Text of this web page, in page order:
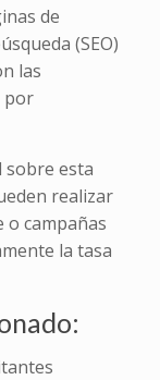
de
(SEO)
las
por
esta
realizar
o campañas
la tasa